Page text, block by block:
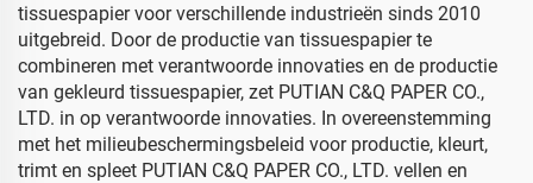
tissuespapier voor verschillende industrieën sinds 2010
uitgebreid. Door de productie van tissuespapier te
combineren met verantwoorde innovaties en de productie
van gekleurd tissuespapier, zet PUTIAN C&Q PAPER CO.,
LTD. in op verantwoorde innovaties. In overeenstemming
met het milieubeschermingsbeleid voor productie, kleurt,
trimt en spleet PUTIAN C&Q PAPER CO., LTD. vellen en